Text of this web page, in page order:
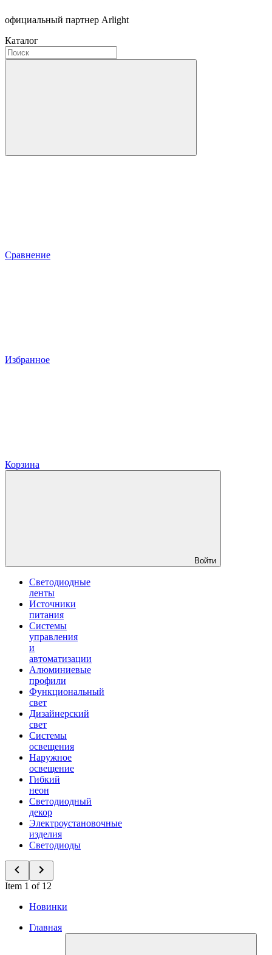
официальный партнер Arlight
Каталог
Сравнение
Избранное
Корзина
Войти
Светодиодные
ленты
Источники
питания
Системы
управления
и
автоматизации
Алюминиевые
профили
Функциональный
свет
Дизайнерский
свет
Системы
освещения
Наружное
освещение
Гибкий
неон
Светодиодный
декор
Электроустановочные
изделия
Светодиоды
Item 1 of 12
Новинки
Главная